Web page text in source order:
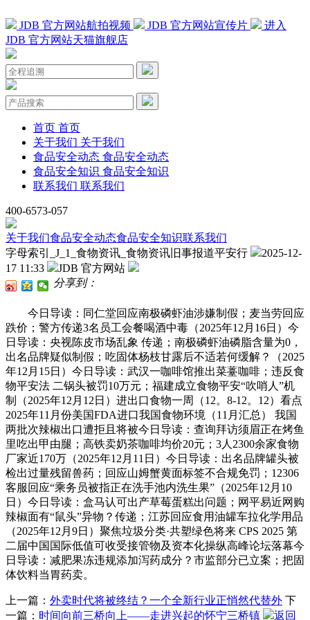
JDB 官方网站航拍视频 JDB 官方网站宣传片
进入
JDB 官方网站天猫旗舰店
首页 首页
关于我们 关于我们
食品安全动态 食品安全动态
食品安全知识 食品安全知识
联系我们 联系我们
400-6573-057
关于我们食品安全动态食品安全知识联系我们
字母索引_J_1_食物资讯_食物资讯旧事报道平安行
2025-12-
17 11:33
JDB 官方网站
分享到：
今日导读：同仁堂回应南极磷虾油涉嫌制假；麦当劳回应
跌价；警方传递3名员工会餐喝酒中毒（2025年12月16日）今
日导读：央视陈皮市场乱象 传递；南极磷虾油磷脂含量为0，
出名品牌疑似制假；吃固体杨枝甘露后不适若何缓解？（2025
年12月15日）今日导读：武汉一咖啡馆推出菜薹咖啡；违反食
物平安法 二锅头被罚10万元；福建成立食物平安“吹哨人”机
制（2025年12月12日）进出口食物一周（12。8-12。12）看点
2025年11月份美国FDA进口我国食物环境（11月汇总） 我国
两批次辣椒出口遭拒且将被今日导读：查询拜访须眉正在烤鱼
里吃出甲由腿；高铁卖奶茶咖啡均价20元；3人2300余家食物
厂家近170万（2025年12月11日）今日导读：出名品牌罐头被
检出过量残留兽药；回应山姆蟹黄面标签不合规免罚；12306
客服回应“乘务员被指正在洗手池内洗生果”（2025年12月10
日）今日导读：盒马认可出产草莓蛋糕出问题；网平易近网购
辣椒面有“鼠头”异物？传递；江苏回应食用油罐车拉化学用品
（2025年12月9日）聚焦垃圾分类·共塑绿色将来 CPS 2025 第
二届中国国际低值可收受接管物及资本化操纵高峰论坛落幕今
日导读：减肥果冻违规添加泻药成分？市监部分已立案；把固
体饮料当胃药卖。
上一篇： 外卖时代将被终结？一个全新行业正悄然代替外 下
一篇： 时间向前三桥向上——走进兴起的怀宁三桥镇 返回